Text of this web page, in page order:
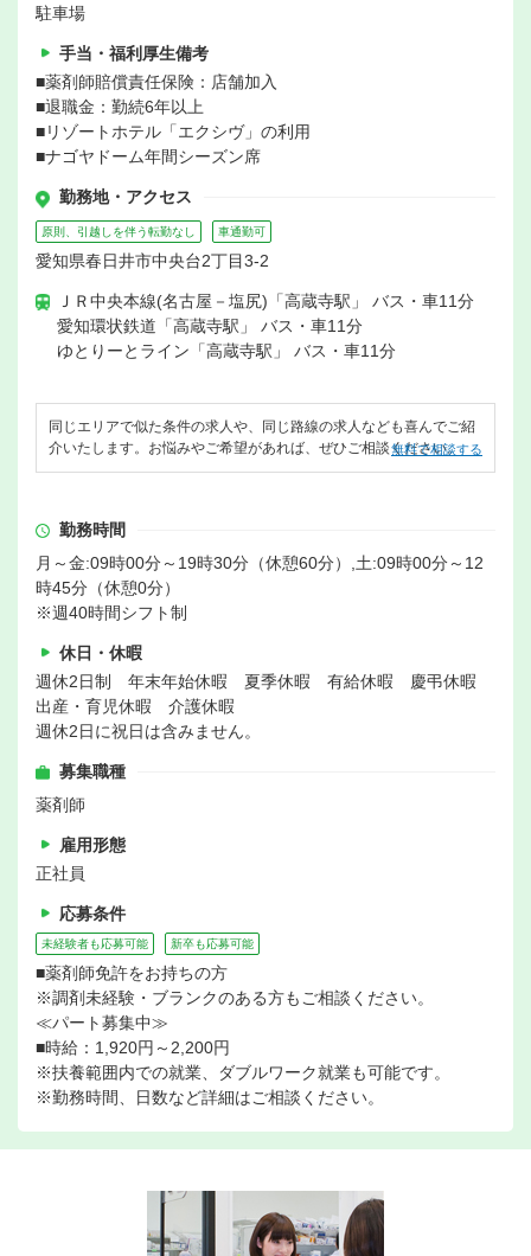
駐車場
手当・福利厚生備考
■薬剤師賠償責任保険：店舗加入
■退職金：勤続6年以上
■リゾートホテル「エクシヴ」の利用
■ナゴヤドーム年間シーズン席
勤務地・アクセス
原則、引越しを伴う転勤なし 車通勤可
愛知県春日井市中央台2丁目3-2
ＪＲ中央本線(名古屋－塩尻)「高蔵寺駅」 バス・車11分
愛知環状鉄道「高蔵寺駅」 バス・車11分
ゆとりーとライン「高蔵寺駅」 バス・車11分
同じエリアで似た条件の求人や、同じ路線の求人なども喜んでご紹
介いたします。お悩みやご希望があれば、ぜひご相談ください。
無料で相談する
勤務時間
月～金:09時00分～19時30分（休憩60分）,土:09時00分～12
時45分（休憩0分）
※週40時間シフト制
休日・休暇
週休2日制 年末年始休暇 夏季休暇 有給休暇 慶弔休暇
出産・育児休暇 介護休暇
週休2日に祝日は含みません。
募集職種
薬剤師
雇用形態
正社員
応募条件
未経験者も応募可能 新卒も応募可能
■薬剤師免許をお持ちの方
※調剤未経験・ブランクのある方もご相談ください。
≪パート募集中≫
■時給：1,920円～2,200円
※扶養範囲内での就業、ダブルワーク就業も可能です。
※勤務時間、日数など詳細はご相談ください。